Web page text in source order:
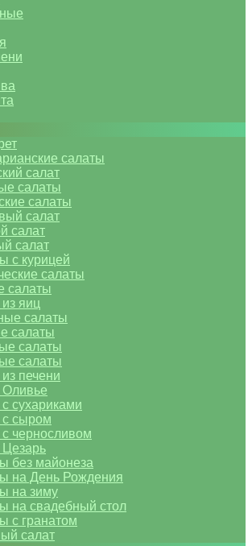
салаты
салат
салаты
салаты
салат
салат
салат
с курицей
салаты
салаты
яиц
салаты
салаты
салаты
салаты
печени
Оливье
сухариками
с сыром
черносливом
без майонеза
на День Рождения
на зиму
на свадебный стол
с гранатом
салат